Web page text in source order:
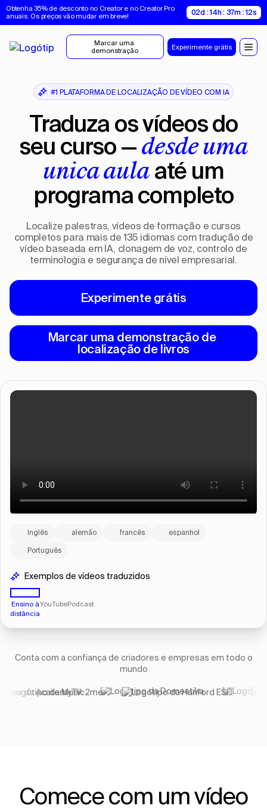
Obtenha 35% de desconto no Creator e no Creator Pro
anuais. Os preços vão mudar em breve!
02d : 14h : 37m : 11s
Marcar uma
demonstração
Experimente grátis
#1 PLATAFORMA DE LOCALIZAÇÃO DE VÍDEO COM IA
Traduza os vídeos do
seu curso — desde uma
única aulaaté um
programa completo
Localize palestras, vídeos de formação e cursos
completos para mais de 135 idiomas com tradução de
vídeo baseada em IA, clonagem de voz, controlo de
terminologia e segurança de nível empresarial.
Experimente grátis
Marcar uma demonstração de
localização de livros
Inglês alemão francês espanhol
Português
Exemplos de vídeos traduzidos
Ensino à
distância
YouTubePodcast
Conta com a confiança de criadores e empresas em todo o
mundo
Comece com um vídeo